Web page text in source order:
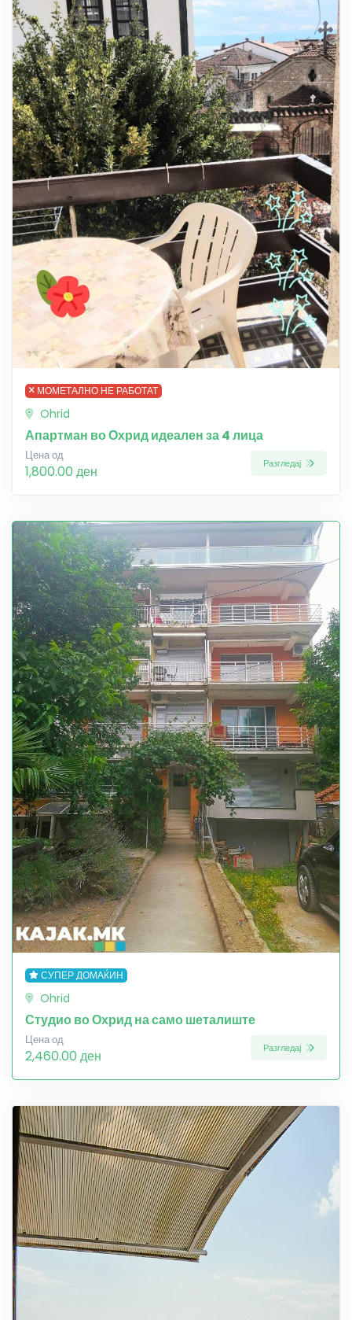
МОМЕТАЛНО НЕ РАБОТАТ
Ohrid
Апартман во Охрид идеален за 4 лица
Цена од
1,800.00 ден Разгледај
СУПЕР ДОМАЌИН
Ohrid
Студио во Охрид на само шеталиште
Цена од
2,460.00 ден Разгледај